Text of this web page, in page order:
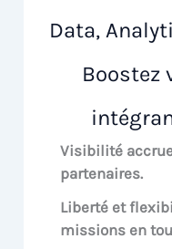
Data,
Boostez
Visibilité
partenaires.
Liberté et
missions en